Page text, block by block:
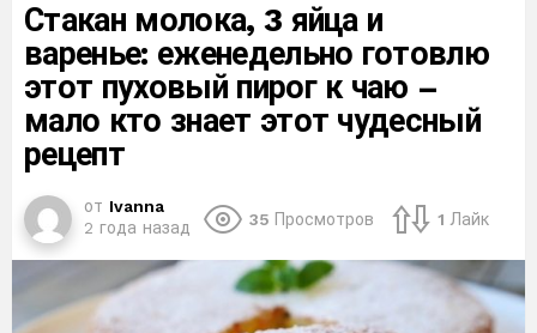
Стакан молока, 3 яйца и
варенье: еженедельно готовлю
этот пуховый пирог к чаю –
мало кто знает этот чудесный
рецепт
от Ivanna
2 года назад
35 Просмотров 1 Лайк